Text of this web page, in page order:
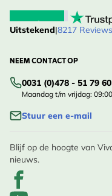
Uitstekend|8217 Reviews
NEEM CONTACT OP
0031 (0)478 - 51 79 60
Maandag t/m vrijdag:
Stuur een e-mail
Blijf op de hoogte van
nieuws.